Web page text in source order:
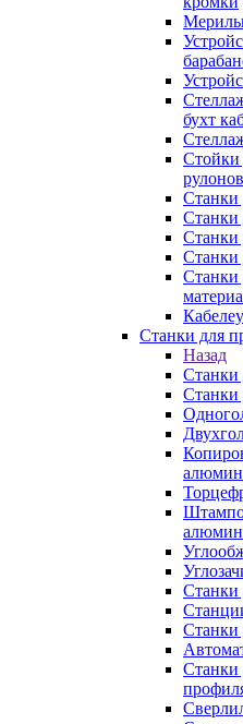
бухт
Стойки
рулонов
Станки
Станки
Станки
Станки
Станки
Станки для
Назад
Станки
Станки
Станки
Станки